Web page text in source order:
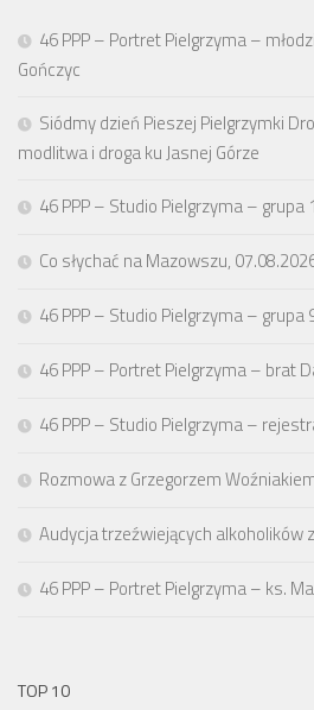
46 PPP – Portret Pielgrzyma –
Gończyc
Siódmy dzień Pieszej Pielgrzymki
modlitwa i droga ku Jasnej Górze
46 PPP – Studio Pielgrzyma – grupa
Co słychać na Mazowszu,
46 PPP – Studio Pielgrzyma – grupa
46 PPP – Portret Pielgrzyma – brat
46 PPP – Studio Pielgrzyma –
Rozmowa z Grzegorzem
Audycja trzeźwiejących alkoholików
46 PPP – Portret Pielgrzyma – ks.
TOP 10